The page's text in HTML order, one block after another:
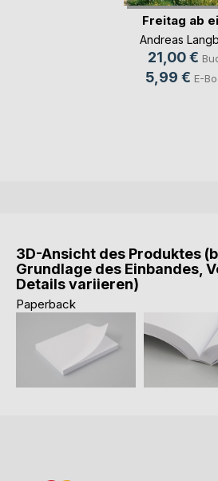
Freitag ab
Andreas
21,00 €
5,99 € E-
3D-Ansicht des Produktes
Grundlage des Einbandes,
Details variieren)
Paperback